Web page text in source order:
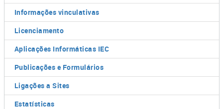
Informações vinculativas
Licenciamento
Aplicações Informáticas IEC
Publicações e Formulários
Ligações a Sites
Estatísticas